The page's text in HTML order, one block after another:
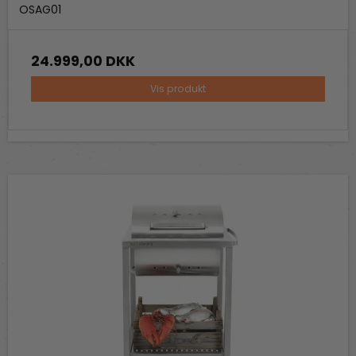
OSAG01
24.999,00 DKK
Vis produkt